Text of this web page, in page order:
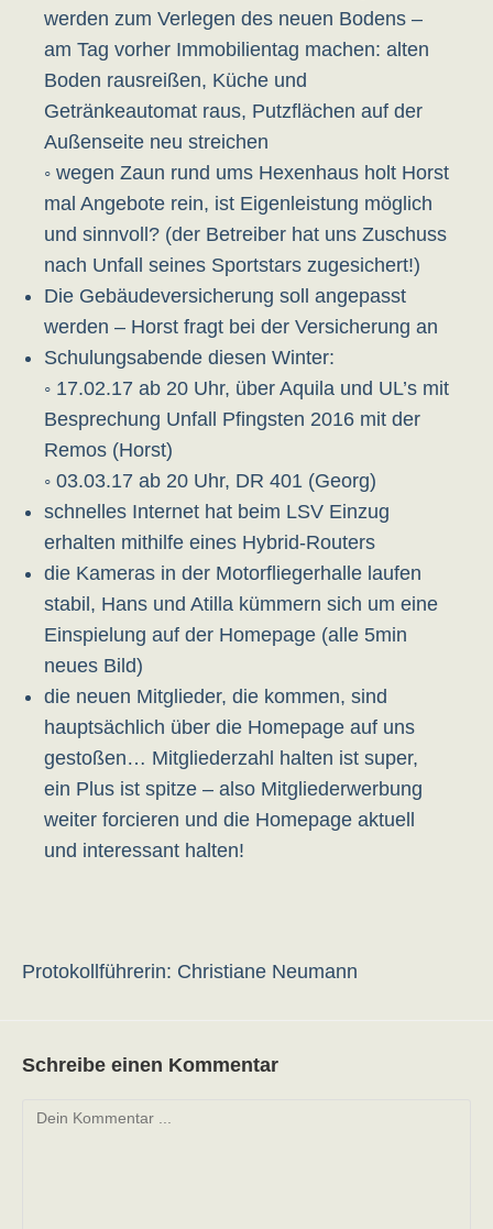
werden zum Verlegen des neuen Bodens –
am Tag vorher Immobilientag machen: alten
Boden rausreißen, Küche und
Getränkeautomat raus, Putzflächen auf der
Außenseite neu streichen
◦ wegen Zaun rund ums Hexenhaus holt Horst
mal Angebote rein, ist Eigenleistung möglich
und sinnvoll? (der Betreiber hat uns Zuschuss
nach Unfall seines Sportstars zugesichert!)
Die Gebäudeversicherung soll angepasst
werden – Horst fragt bei der Versicherung an
Schulungsabende diesen Winter:
◦ 17.02.17 ab 20 Uhr, über Aquila und UL’s mit
Besprechung Unfall Pfingsten 2016 mit der
Remos (Horst)
◦ 03.03.17 ab 20 Uhr, DR 401 (Georg)
schnelles Internet hat beim LSV Einzug
erhalten mithilfe eines Hybrid-Routers
die Kameras in der Motorfliegerhalle laufen
stabil, Hans und Atilla kümmern sich um eine
Einspielung auf der Homepage (alle 5min
neues Bild)
die neuen Mitglieder, die kommen, sind
hauptsächlich über die Homepage auf uns
gestoßen… Mitgliederzahl halten ist super,
ein Plus ist spitze – also Mitgliederwerbung
weiter forcieren und die Homepage aktuell
und interessant halten!
Protokollführerin: Christiane Neumann
Schreibe einen Kommentar
Kommentieren